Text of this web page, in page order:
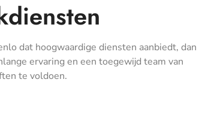
dat hoogwaardige diensten aanbiedt, dan
ervaring en een toegewijd team van
te voldoen.